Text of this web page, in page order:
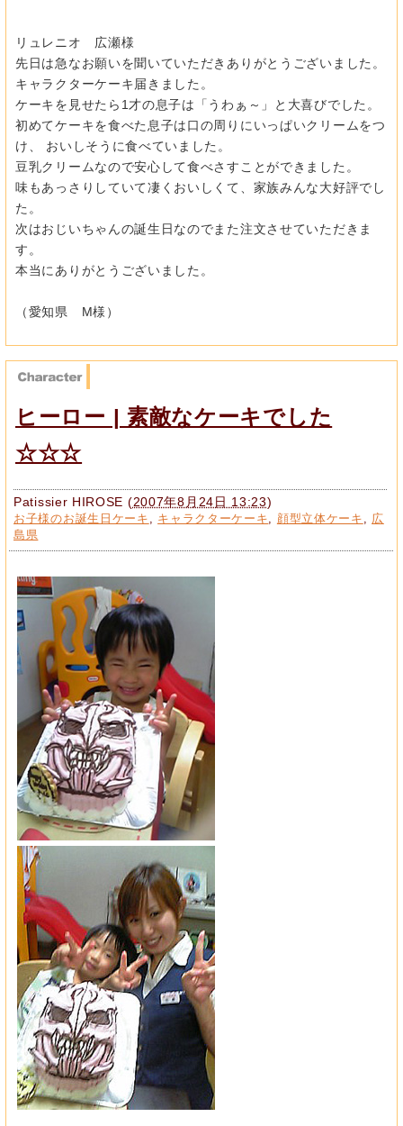
リュレニオ 広瀬様
先日は急なお願いを聞いていただきありがとうございました。
キャラクターケーキ届きました。
ケーキを見せたら1才の息子は「うわぁ～」と大喜びでした。
初めてケーキを食べた息子は口の周りにいっぱいクリームをつ
け、 おいしそうに食べていました。
豆乳クリームなので安心して食べさすことができました。
味もあっさりしていて凄くおいしくて、家族みんな大好評でし
た。
次はおじいちゃんの誕生日なのでまた注文させていただきま
す。
本当にありがとうございました。
（愛知県 M様）
ヒーロー | 素敵なケーキでした
☆☆☆
Patissier HIROSE (2007年8月24日 13:23)
お子様のお誕生日ケーキ キャラクターケーキ 顔型立体ケーキ
広
島県